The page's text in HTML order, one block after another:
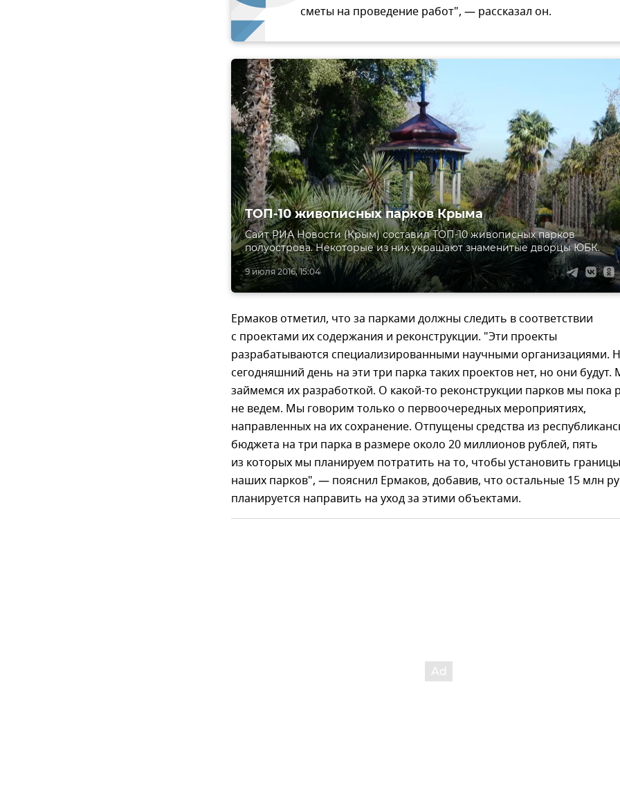
сметы на проведение работ", — рассказал он.
9 июля 2016, 15:04
ТОП-10 живописных парков Крыма
Сайт РИА Новости (Крым) составил ТОП-10 живописных парков
полуострова. Некоторые из них украшают знаменитые дворцы ЮБК.
Ермаков отметил, что за парками должны следить в соответствии
с проектами их содержания и реконструкции. "Эти проекты
разрабатываются специализированными научными организациями.
сегодняшний день на эти три парка таких проектов нет, но они
займемся их разработкой. О какой-то реконструкции парков мы пока
не ведем. Мы говорим только о первоочередных мероприятиях,
направленных на их сохранение. Отпущены средства из
бюджета на три парка в размере около 20 миллионов рублей, пять
из которых мы планируем потратить на то, чтобы установить границы
наших парков", — пояснил Ермаков, добавив, что остальные 15 млн
планируется направить на уход за этими объектами.